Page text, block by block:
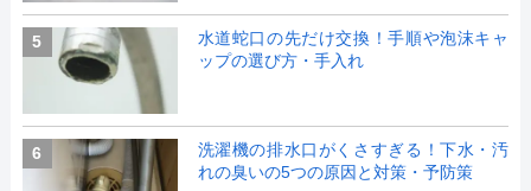
5
水道蛇口の先だけ交換！手順や泡沫キャ
ップの選び方・手入れ
6
洗濯機の排水口がくさすぎる！下水・汚
れの臭いの5つの原因と対策・予防策